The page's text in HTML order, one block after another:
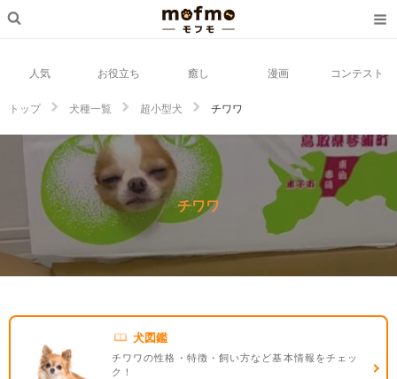
人気 お役立ち 癒し 漫画 コンテスト
トップ 犬種一覧 超小型犬 チワワ
チワワ
犬図鑑
チワワの性格・特徴・飼い方など基本情報をチェッ
ク！